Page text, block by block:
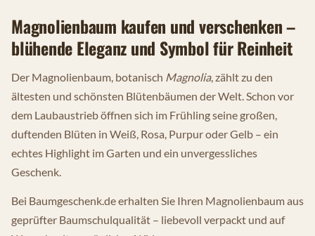
Magnolienbaum kaufen und verschenken –
blühende Eleganz und Symbol für Reinheit
Der Magnolienbaum, botanisch Magnolia, zählt zu den
ältesten und schönsten Blütenbäumen der Welt. Schon vor
dem Laubaustrieb öffnen sich im Frühling seine großen,
duftenden Blüten in Weiß, Rosa, Purpur oder Gelb – ein
echtes Highlight im Garten und ein unvergessliches
Geschenk.
Bei Baumgeschenk.de erhalten Sie Ihren Magnolienbaum aus
geprüfter Baumschulqualität – liebevoll verpackt und auf